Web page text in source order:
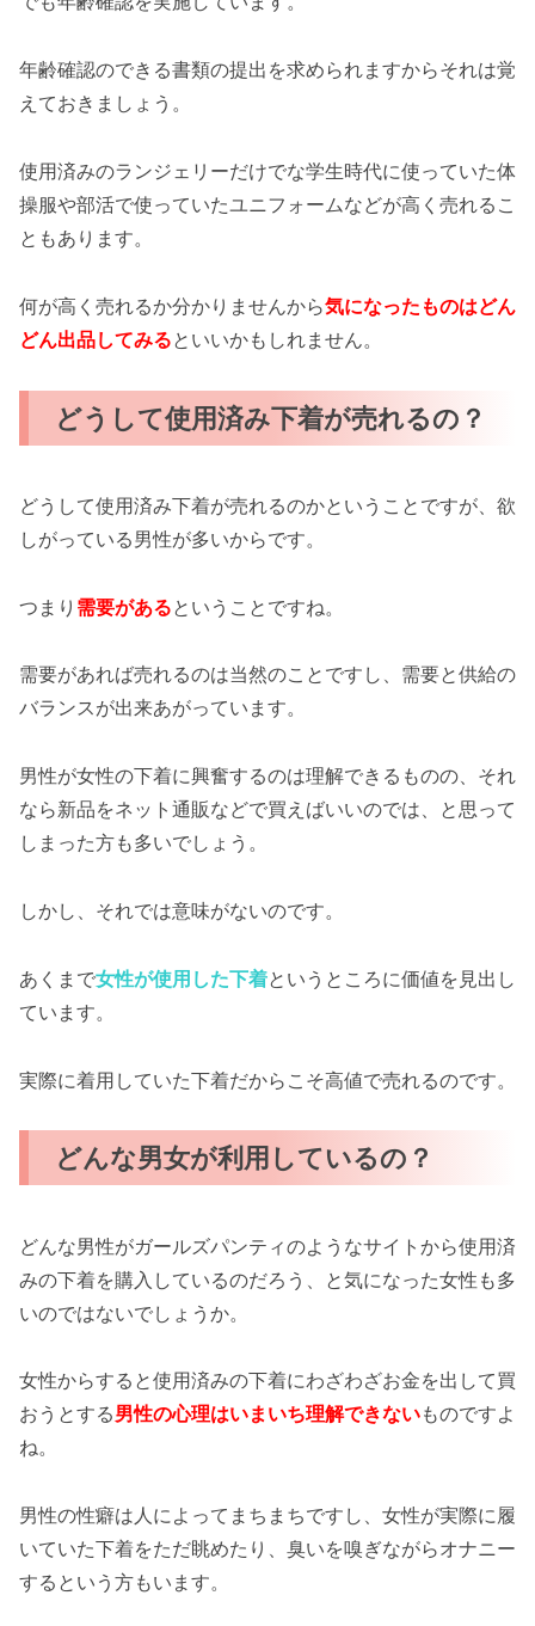
年齢確認のできる書類の提出を求められますからそれは覚
えておきましょう。
使用済みのランジェリーだけでな学生時代に使っていた体
操服や部活で使っていたユニフォームなどが高く売れるこ
ともあります。
何が高く売れるか分かりませんから気になったものはどん
どん出品してみるといいかもしれません。
どうして使用済み下着が売れるの？
どうして使用済み下着が売れるのかということですが、欲
しがっている男性が多いからです。
つまり 需要があるということですね。
需要があれば売れるのは当然のことですし、需要と供給の
バランスが出来あがっています。
男性が女性の下着に興奮するのは理解できるものの、それ
なら新品をネット通販などで買えばいいのでは、と思って
しまった方も多いでしょう。
しかし、それでは意味がないのです。
あくまで女性が使用した下着というところに価値を見出し
ています。
実際に着用していた下着だからこそ高値で売れるのです。
どんな男女が利用しているの？
どんな男性がガールズパンティのようなサイトから使用済
みの下着を購入しているのだろう、と気になった女性も多
いのではないでしょうか。
女性からすると使用済みの下着にわざわざお金を出して買
おうとする男性の心理はいまいち理解できないものですよ
ね。
男性の性癖は人によってまちまちですし、女性が実際に履
いていた下着をただ眺めたり、臭いを嗅ぎながらオナニー
するという方もいます。